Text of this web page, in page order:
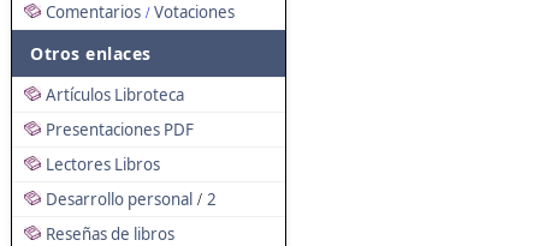
Comentarios / Votaciones
Otros enlaces
Artículos Libroteca
Presentaciones PDF
Lectores Libros
Desarrollo personal / 2
Reseñas de libros